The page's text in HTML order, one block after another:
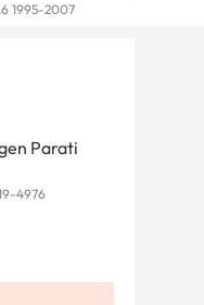
1995-2007
Parati
4976